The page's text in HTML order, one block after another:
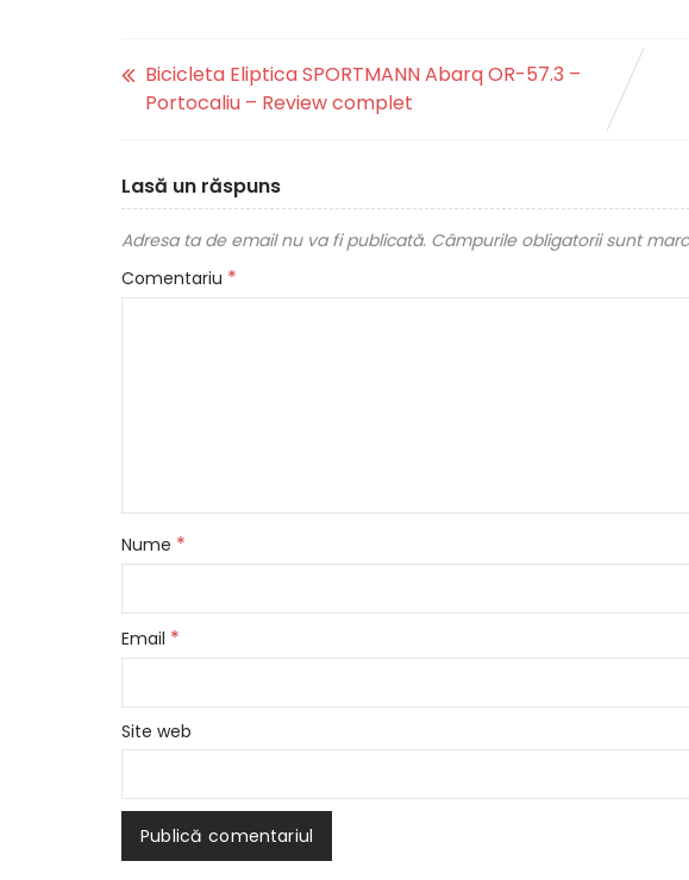
Bicicleta Eliptica SPORTMANN Abarq OR-57.3 –
Portocaliu – Review complet
Lasă un răspuns
Adresa ta de email nu va fi publicată. Câmpurile obligatorii sunt
Comentariu *
Nume *
Email *
Site web